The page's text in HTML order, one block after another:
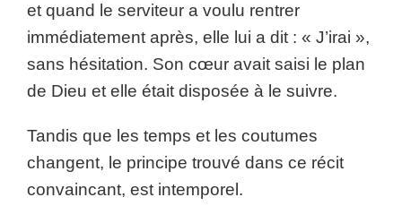
et quand le serviteur a voulu rentrer
immédiatement après, elle lui a dit : « J’irai »,
sans hésitation. Son cœur avait saisi le plan
de Dieu et elle était disposée à le suivre.
Tandis que les temps et les coutumes
changent, le principe trouvé dans ce récit
convaincant, est intemporel.